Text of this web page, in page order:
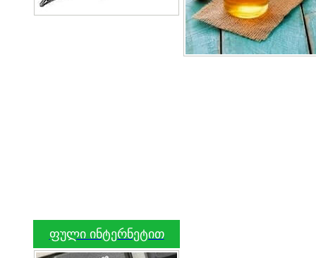
ფული ინტერნეტით